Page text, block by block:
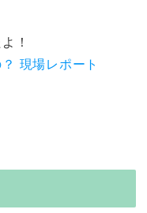
！
現場レポート